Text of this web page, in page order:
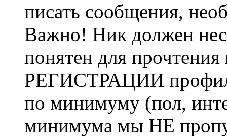
писать сообщения,
Важно! Ник должен
понятен для
РЕГИСТРАЦИИ профиль
по минимуму (пол,
минимума мы НЕ